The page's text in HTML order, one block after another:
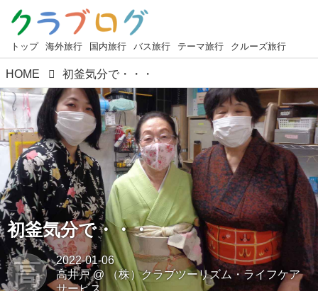
トップ 海外旅行 国内旅行 バス旅行 テーマ旅行 クルーズ旅行
HOME 初釜気分で・・・
初釜気分で・・・
高
2022-01-06
高井戸@
（株）クラブツーリズム・ライフケア
サービス